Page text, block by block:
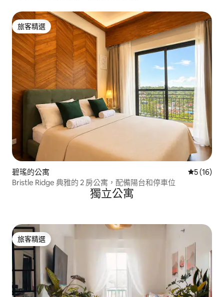
旅客精選
旅客精選
碧瑤的公寓 從 16 則
5 (16)
Bristle Ridge 典雅的 2 房公寓，配備陽台和停車位
獨立公寓
旅客精選
旅客精選